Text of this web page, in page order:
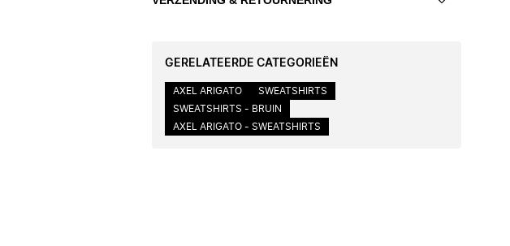
GERELATEERDE CATEGORIEËN
AXEL ARIGATO
SWEATSHIRTS
SWEATSHIRTS - BRUIN
AXEL ARIGATO - SWEATSHIRTS